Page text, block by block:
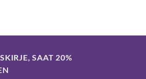
SAAT 20%